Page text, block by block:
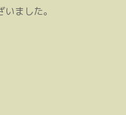
ました。